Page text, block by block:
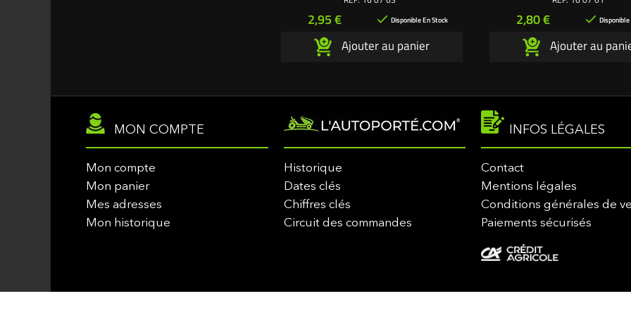
Prix
2,95 €  Disponible En Stock
Ajouter au panier
Prix
2,80 € 
Ajouter au
MON COMPTE
Mon compte
Mon panier
Mes adresses
Mon historique
Historique
Dates clés
Chiffres clés
Circuit des commandes
INFOS LÉGALES
Contact
Mentions légales
Conditions générales de
Paiements sécurisés